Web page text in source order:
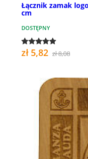
Łącznik zamak
cm
DOSTĘPNY
zł 5,82 zł 8,08